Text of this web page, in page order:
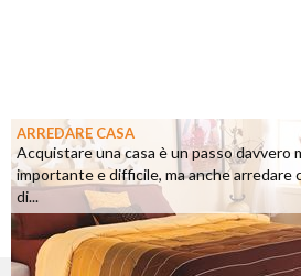
ARREDARE CASA
Acquistare una casa è un passo davvero
importante e difficile, ma anche arredare
di...